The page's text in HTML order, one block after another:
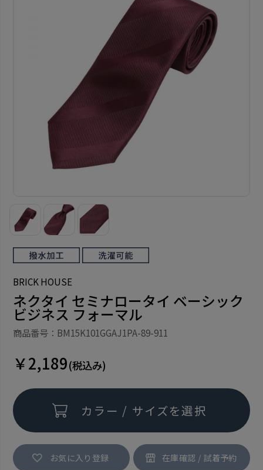
BRICK HOUSE
ネクタイ セミナロータイ ベーシック
ビジネス フォーマル
商品番号：BM15K101GGAJ1PA-89-911
￥2,189(税込み)
カラー / サイズを選択
お気に入り登録